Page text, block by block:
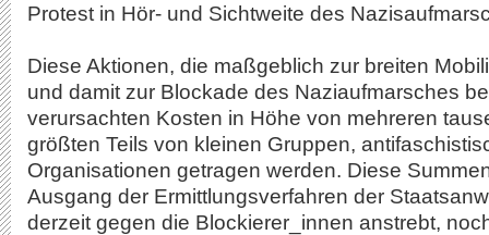
Protest in Hör- und Sichtweite des
Diese Aktionen, die maßgeblich zur breiten
und damit zur Blockade des Naziaufmarsches
verursachten Kosten in Höhe von mehreren
größten Teils von kleinen Gruppen,
Organisationen getragen werden. Diese
Ausgang der Ermittlungsverfahren der
derzeit gegen die Blockierer_innen anstrebt,